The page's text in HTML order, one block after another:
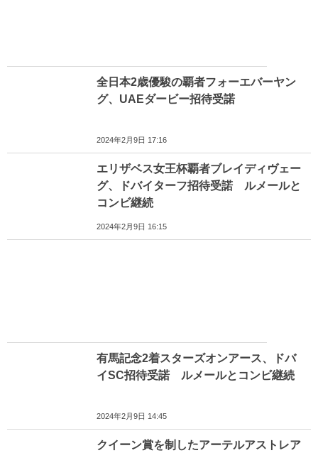
全日本2歳優駿の覇者フォーエバーヤン
グ、UAEダービー招待受諾
2024年2月9日 17:16
エリザベス女王杯覇者ブレイディヴェー
グ、ドバイターフ招待受諾 ルメールと
コンビ継続
2024年2月9日 16:15
有馬記念2着スターズオンアース、ドバ
イSC招待受諾 ルメールとコンビ継続
2024年2月9日 14:45
クイーン賞を制したアーテルアストレア